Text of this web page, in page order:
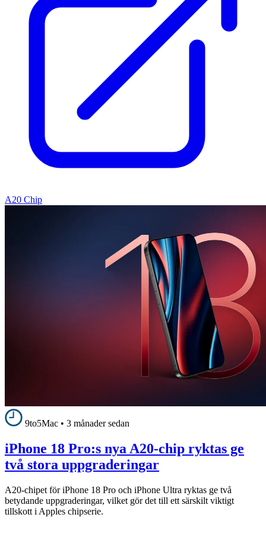
A20 Chip
9to5Mac • 3 månader sedan
iPhone 18 Pro:s nya A20-chip ryktas ge
två stora uppgraderingar
A20-chipet för iPhone 18 Pro och iPhone Ultra ryktas ge två
betydande uppgraderingar, vilket gör det till ett särskilt viktigt
tillskott i Apples chipserie.